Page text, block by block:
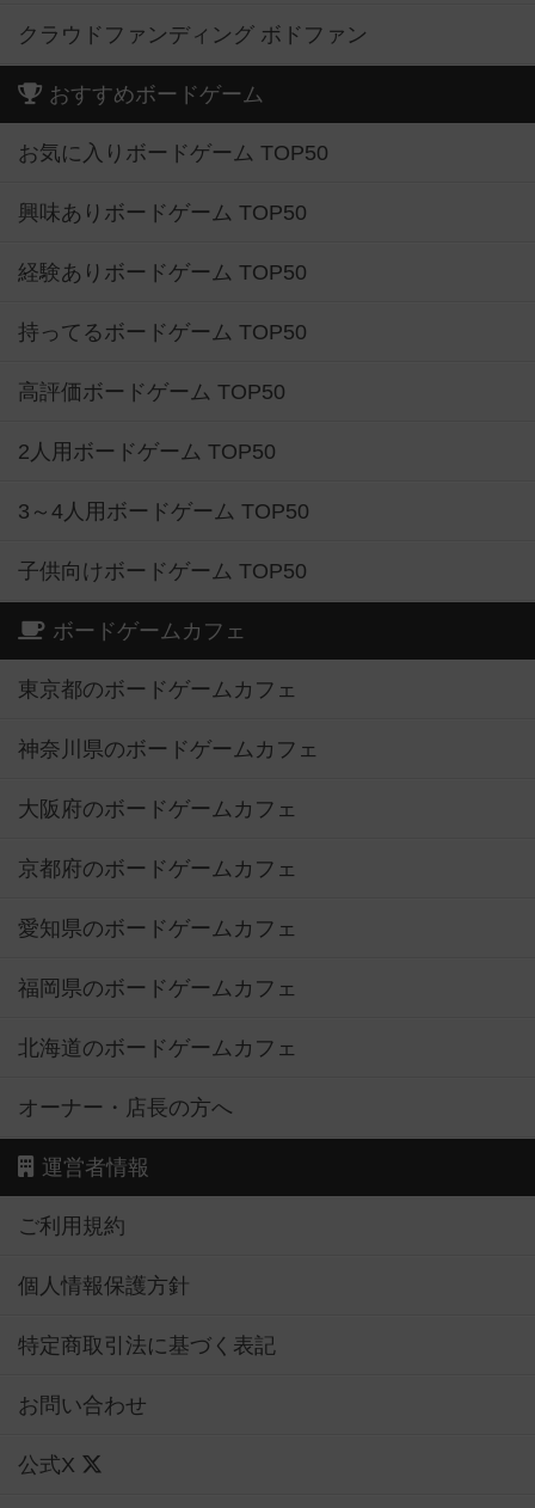
クラウドファンディング ボドファン
おすすめボードゲーム
お気に入りボードゲーム TOP50
興味ありボードゲーム TOP50
経験ありボードゲーム TOP50
持ってるボードゲーム TOP50
高評価ボードゲーム TOP50
2人用ボードゲーム TOP50
3～4人用ボードゲーム TOP50
子供向けボードゲーム TOP50
ボードゲームカフェ
東京都のボードゲームカフェ
神奈川県のボードゲームカフェ
大阪府のボードゲームカフェ
京都府のボードゲームカフェ
愛知県のボードゲームカフェ
福岡県のボードゲームカフェ
北海道のボードゲームカフェ
オーナー・店長の方へ
運営者情報
ご利用規約
個人情報保護方針
特定商取引法に基づく表記
お問い合わせ
公式X